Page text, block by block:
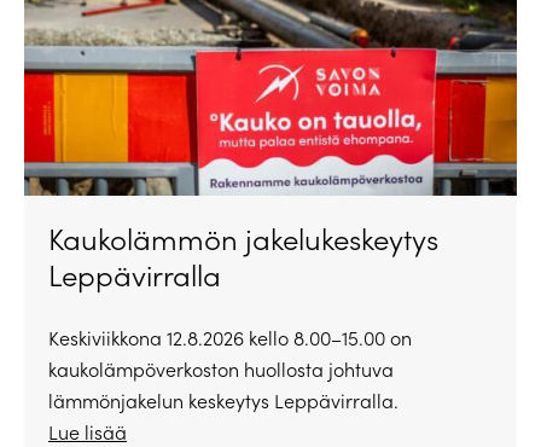
Kaukolämmön jakelukeskeytys
Leppävirralla
Keskiviikkona 12.8.2026 kello 8.00–15.00 on
kaukolämpöverkoston huollosta johtuva
lämmönjakelun keskeytys Leppävirralla.
Lue lisää